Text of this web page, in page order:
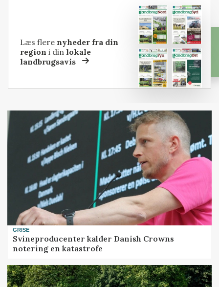
Læs flere nyheder fra din
region i dinlokale
landbrugsavis
GRISE
Svineproducenter kalder Danish Crowns
notering en katastrofe